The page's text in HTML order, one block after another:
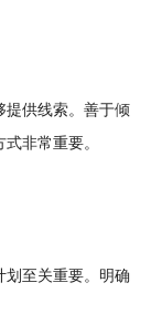
供线索。善于倾
非常重要。
至关重要。明确